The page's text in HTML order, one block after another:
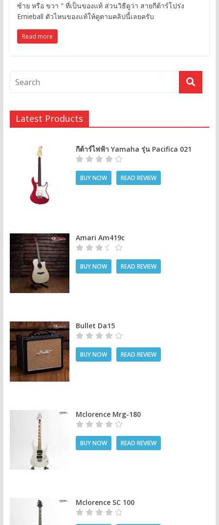
ซ้าย หรือ ขวา " ที่เป็นของแท้ ส่วนวิธีดูว่า สายกีต้าร์โปร่ง
Ernieball ตัวไหนของแท้ให้ดูตามคลิปนี้เลยครับ
Read more
Latest Products
กีต้าร์ไฟฟ้า Yamaha รุ่น Pacifica 021
BUY NOW READ REVIEW
Amari Am419c
BUY NOW READ REVIEW
Bullet Da15
BUY NOW READ REVIEW
Mclorence Mrg-180
BUY NOW READ REVIEW
Mclorence SC 100